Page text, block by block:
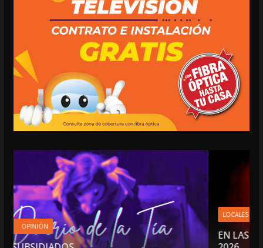
LOCALES OPINIÓN
EN LAS TRIPAS DEL JAGUAR: 06 DE AGOSTO